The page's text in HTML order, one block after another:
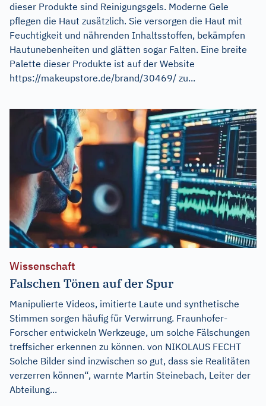
dieser Produkte sind Reinigungsgels. Moderne Gele
pflegen die Haut zusätzlich. Sie versorgen die Haut mit
Feuchtigkeit und nährenden Inhaltsstoffen, bekämpfen
Hautunebenheiten und glätten sogar Falten. Eine breite
Palette dieser Produkte ist auf der Website
https://makeupstore.de/brand/30469/ zu...
Wissenschaft
Falschen Tönen auf der Spur
Manipulierte Videos, imitierte Laute und synthetische
Stimmen sorgen häufig für Verwirrung. Fraunhofer-
Forscher entwickeln Werkzeuge, um solche Fälschungen
treffsicher erkennen zu können. von NIKOLAUS FECHT
Solche Bilder sind inzwischen so gut, dass sie Realitäten
verzerren können“, warnte Martin Steinebach, Leiter der
Abteilung...